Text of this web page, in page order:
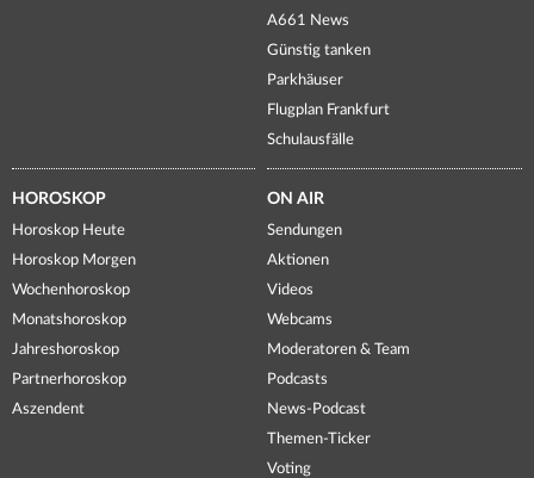
A661 News
Günstig tanken
Parkhäuser
Flugplan Frankfurt
Schulausfälle
HOROSKOP
Horoskop Heute
Horoskop Morgen
Wochenhoroskop
Monatshoroskop
Jahreshoroskop
Partnerhoroskop
Aszendent
ON AIR
Sendungen
Aktionen
Videos
Webcams
Moderatoren & Team
Podcasts
News-Podcast
Themen-Ticker
Voting